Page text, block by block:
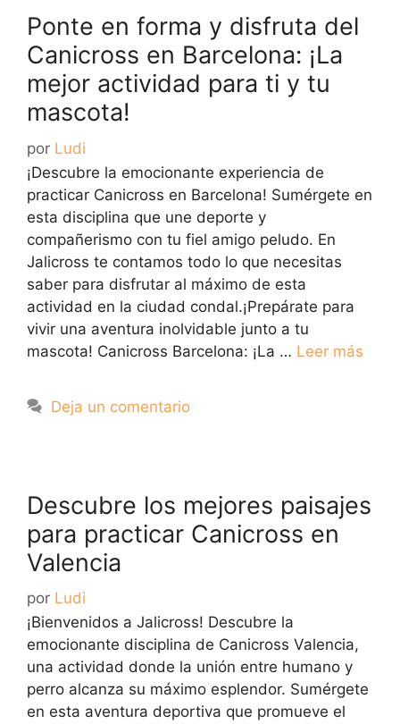
Ponte en forma y disfruta del
Canicross en Barcelona: ¡La
mejor actividad para ti y tu
mascota!
por Ludi
¡Descubre la emocionante experiencia de
practicar Canicross en Barcelona! Sumérgete en
esta disciplina que une deporte y
compañerismo con tu fiel amigo peludo. En
Jalicross te contamos todo lo que necesitas
saber para disfrutar al máximo de esta
actividad en la ciudad condal.¡Prepárate para
vivir una aventura inolvidable junto a tu
mascota! Canicross Barcelona: ¡La … Leer más
Deja un comentario
Descubre los mejores paisajes
para practicar Canicross en
Valencia
por Ludi
¡Bienvenidos a Jalicross! Descubre la
emocionante disciplina de Canicross Valencia,
una actividad donde la unión entre humano y
perro alcanza su máximo esplendor. Sumérgete
en esta aventura deportiva que promueve el